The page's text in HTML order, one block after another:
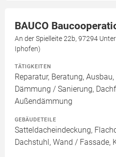
BAUCO
An der Spielleite 22b, 97294
Iphofen)
TÄTIGKEITEN
Reparatur, Beratung,
Dämmung / Sanierung,
Außendämmung
GEBÄUDETEILE
Satteldacheindeckung,
Dachstuhl, Wand / Fassade,